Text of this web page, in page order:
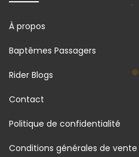
À propos
Baptêmes Passagers
Rider Blogs
Contact
Politique de confidentialité
Conditions générales de vente